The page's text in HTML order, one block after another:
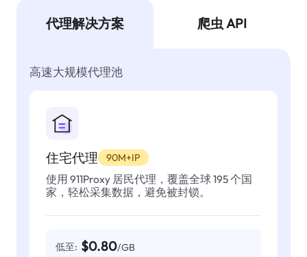
代理解决方案 爬虫 API
高速大规模代理池
住宅代理 90M+IP
使用 911Proxy 居民代理，覆盖全球 195 个国
家，轻松采集数据，避免被封锁。
低至: $0.80/GB